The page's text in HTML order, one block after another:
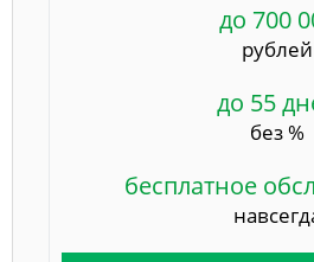
до 700
рублей
до 55
без %
бесплатное